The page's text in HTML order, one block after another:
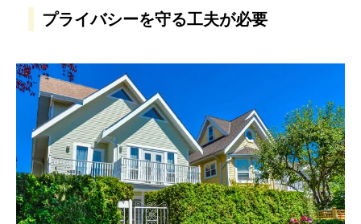
プライバシーを守る工夫が必要